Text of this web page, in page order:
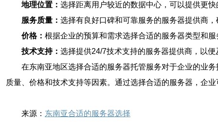
地理位置： 选择距离用户较近的数据中心，可以提供更
服务质量： 选择有良好口碑和可靠服务的服务器提供商
价格： 根据企业的预算和需求选择合适的服务器类型和服
技术支持： 选择提供24/7技术支持的服务器提供商，以
在东南亚地区选择合适的服务器托管服务对于企业的业
质量、价格和技术支持等因素。通过选择合适的服务器，企
来源： 东南亚合适的服务器选择